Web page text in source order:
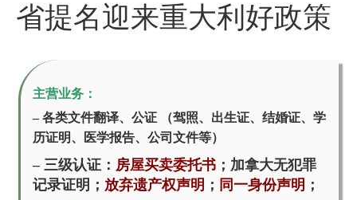
省提名迎来重大利好政策
主营业务：
– 各类文件翻译、公证 （驾照、出生证、结婚证、学
历证明、医学报告、公司文件等）
– 三级认证： 房屋买卖委托书 ； 加拿大无犯罪
记录证明 ； 放弃遗产权声明 ； 同一身份声明 ；